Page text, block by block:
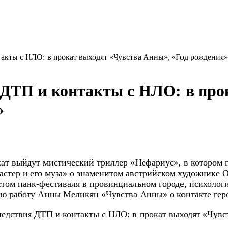
с НЛО: в прокат выходят «Чувства Анны», «Год
и контакты с НЛО: в
выйдут мистический триллер «Нефариус», в котором
и его муза» о знаменитом австрийском
панк-фестиваля в провинциальном городе,
работу Анны Меликян «Чувства Анны» о контакте